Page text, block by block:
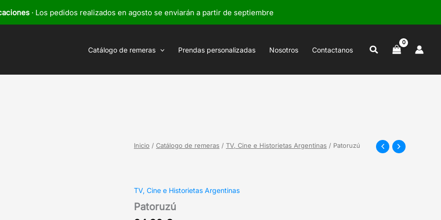
· Los pedidos realizados en agosto se enviarán a partir de septiembre
Catálogo de remeras Prendas personalizadas Nosotros Contactanos Buscar
Inicio / Catálogo de remeras / TV, Cine e Historietas Argentinas / Patoruzú
TV, Cine e Historietas Argentinas
Patoruzú